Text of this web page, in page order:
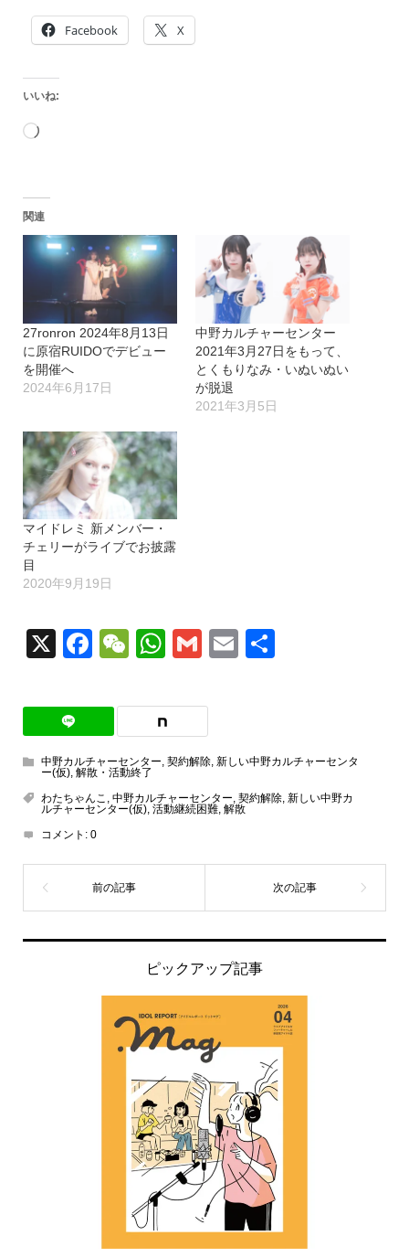
Facebook X
いいね:
読
込
み
中…
関連
27ronron 2024年8月13日
に原宿RUIDOでデビュー
を開催へ
2024年6月17日
中野カルチャーセンター
2021年3月27日をもって、
とくもりなみ・いぬいぬい
が脱退
2021年3月5日
マイドレミ 新メンバー・
チェリーがライブでお披露
目
2020年9月19日
X Facebook
WeChat
WhatsApp
GmailEmail
中野カルチャーセンター, 契約解除, 新しい中野カルチャーセンタ
ー(仮), 解散・活動終了
わたちゃんこ , 中野カルチャーセンター, 契約解除, 新しい中野カ
ルチャーセンター(仮), 活動継続困難, 解散
コメント: 0
ピックアップ記事